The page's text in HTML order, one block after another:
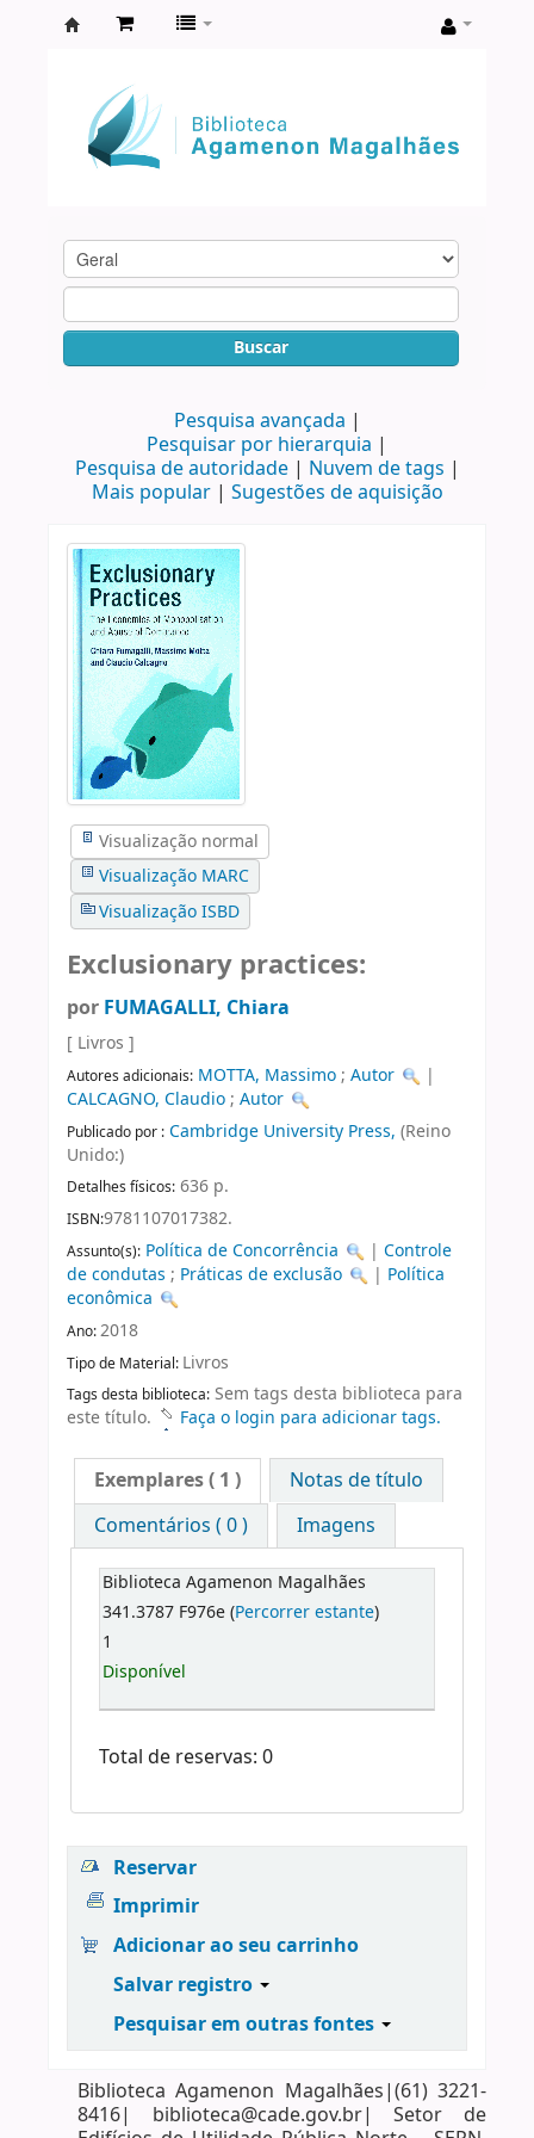
Agamenon
Magalhães
Buscar
Pesquisa avançada
Pesquisar por hierarquia
Pesquisa de autoridade
Nuvem de tags
Mais popular
Sugestões de aquisição
Visualização normal
Visualização MARC
Visualização ISBD
Exclusionary practices:
por FUMAGALLI, Chiara
[ Livros ]
Autores adicionais: MOTTA, Massimo; Autor
|
CALCAGNO, Claudio; Autor
Publicado por : Cambridge University Press, (Reino
Unido:)
Detalhes físicos: 636 p.
ISBN:9781107017382.
Assunto(s): Política de Concorrência |Controle
de condutas ; Práticas de exclusão | Política
econômica
Ano:2018
Tipo de Material: Livros
Tags desta biblioteca: Sem tags desta biblioteca para
este título.
Faça o login para adicionar tags.
Exemplares( 1 )
Notas de título
Comentários ( 0 )
Imagens
Biblioteca Agamenon Magalhães
341.3787 F976e (Percorrer estante)
1
Disponível
Total de reservas: 0
Reservar
Imprimir
Adicionar ao seu carrinho
Salvar registro
Pesquisar em outras fontes
Biblioteca Agamenon Magalhães|(61) 3221-
8416| biblioteca@cade.gov.br| Setor de